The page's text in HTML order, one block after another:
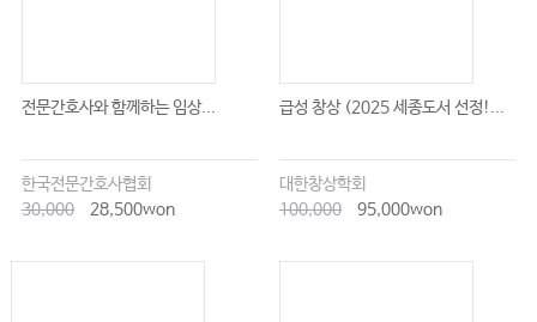
전문간호사와 함께하는 임상...
한국전문간호사협회
30,000
28,500won
급성 창상 (2025 세종도서 선정!...
대한창상학회
100,000
95,000won